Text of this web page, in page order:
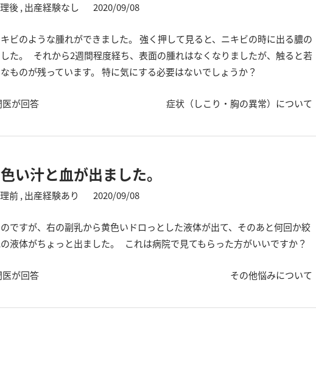
後 , 出産経験なし 2020/09/08
ビのような腫れができました。 強く押して見ると、ニキビの時に出る膿の
た。 それから2週間程度経ち、表面の腫れはなくなりましたが、触ると若
ものが残っています。 特に気にする必要はないでしょうか？
症状（しこり・胸の異常）について
が回答
い汁と血が出ました。
前 , 出産経験あり 2020/09/08
ですが、右の副乳から黄色いドロっとした液体が出て、そのあと何回か絞
液体がちょっと出ました。 これは病院で見てもらった方がいいですか？
その他悩みについて
が回答